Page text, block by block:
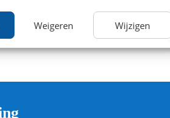
Weigeren Wijzigen